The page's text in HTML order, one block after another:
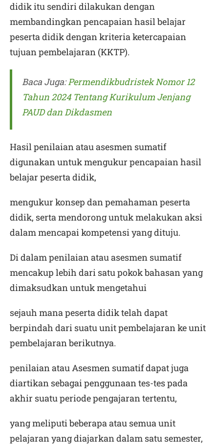
didik itu sendiri dilakukan dengan
membandingkan pencapaian hasil belajar
peserta didik dengan kriteria ketercapaian
tujuan pembelajaran (KKTP).
Baca Juga:Permendikbudristek Nomor 12
Tahun 2024 Tentang Kurikulum Jenjang
PAUD dan Dikdasmen
Hasil penilaian atau asesmen sumatif
digunakan untuk mengukur pencapaian hasil
belajar peserta didik,
mengukur konsep dan pemahaman peserta
didik, serta mendorong untuk melakukan aksi
dalam mencapai kompetensi yang dituju.
Di dalam penilaian atau asesmen sumatif
mencakup lebih dari satu pokok bahasan yang
dimaksudkan untuk mengetahui
sejauh mana peserta didik telah dapat
berpindah dari suatu unit pembelajaran ke unit
pembelajaran berikutnya.
penilaian atau Asesmen sumatif dapat juga
diartikan sebagai penggunaan tes-tes pada
akhir suatu periode pengajaran tertentu,
yang meliputi beberapa atau semua unit
pelajaran yang diajarkan dalam satu semester,